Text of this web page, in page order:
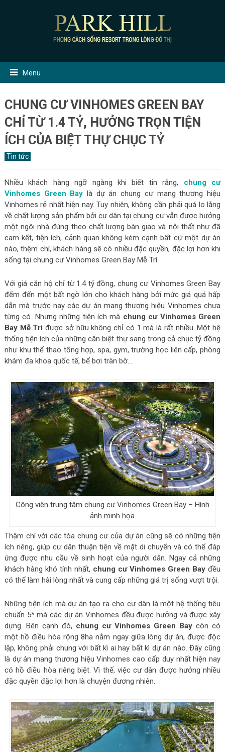
Menu
CHUNG CƯ VINHOMES GREEN BAY
CHỈ TỪ 1.4 TỶ, HƯỞNG TRỌN TIỆN
ÍCH CỦA BIỆT THỰ CHỤC TỶ
Tin tức
Nhiều khách hàng ngỡ ngàng khi biết tin rằng, chung cư
Vinhomes Green Bay là dự án chung cư mang thương hiệu
Vinhomes rẻ nhất hiện nay. Tuy nhiên, không cần phải quá lo lắng
về chất lượng sản phẩm bởi cư dân tại chung cư vẫn được hưởng
một ngôi nhà đúng theo chất lượng bàn giao và nội thất như đã
cam kết, tiện ích, cảnh quan không kém cạnh bất cứ một dự án
nào, thệm chí, khách hàng sẽ có nhiều đặc quyền, đặc lợi hơn khi
sống tại chung cư Vinhomes Green Bay Mễ Trì.
Với giá căn hộ chỉ từ 1.4 tỷ đồng, chung cư Vinhomes Green Bay
đếm đến một bất ngờ lớn cho khách hàng bởi mức giá quá hấp
dẫn mà trước nay các dự án mang thương hiệu Vinhomes chưa
từng có. Nhưng những tiện ích mà chung cư Vinhomes Green
Bay Mễ Trì được sở hữu không chỉ có 1 mà là rất nhiều. Một hệ
thống tiện ích của những căn biệt thự sang trong cả chục tỷ đồng
như khu thể thao tổng hợp, spa, gym, trường học liên cấp, phòng
khám đa khoa quốc tế, bể bơi tràn bờ…
Công viên trung tâm chung cư Vinhomes Green Bay – Hình
ảnh minh họa
Thậm chí với các tòa chung cư của dự án cũng sẽ có những tiện
ích riêng, giúp cư dân thuận tiện về mặt di chuyển và có thể đáp
ứng được nhu cầu về sinh hoạt của người dân. Ngay cả những
khách hàng khó tính nhất, chung cư Vinhomes Green Bay đều
có thể làm hài lòng nhất và cung cấp những giá trị sống vượt trội.
Những tiện ích mà dự án tạo ra cho cư dân là một hệ thống tiêu
chuẩn 5* mà các dự án Vinhomes đều được hưởng và được xây
dựng. Bên cạnh đó, chung cư Vinhomes Green Bay còn có
một hồ điều hòa rộng 8ha nằm ngay giữa lòng dự án, được độc
lập, không phải chung với bất kì ai hay bất kì dự án nào. Đây cũng
là dự án mang thương hiệu Vinhomes cao cấp duy nhất hiện nay
có hồ điều hòa riêng biệt. Vì thế, việc cư dân được hưởng nhiều
đặc quyền đặc lợi hơn là chuyện đương nhiên.